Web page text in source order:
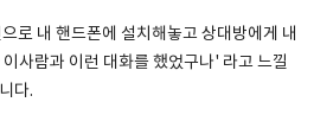
로 내 핸드폰에 설치해놓고 상대방에게 내
사람과 이런 대화를 했었구나' 라고 느낄
다.